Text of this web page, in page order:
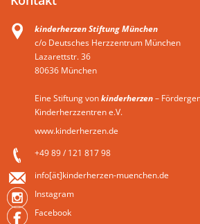
kinderherzen Stiftung München
c/o Deutsches Herzzentrum München
Lazarettstr. 36
80636 München
Eine Stiftung vonkinderherzen–
Kinderherzzentren e.V.
www.kinderherzen.de
+49 89 / 121 817 98
info[ät]kinderherzen-muenchen.de
Instagram
Facebook